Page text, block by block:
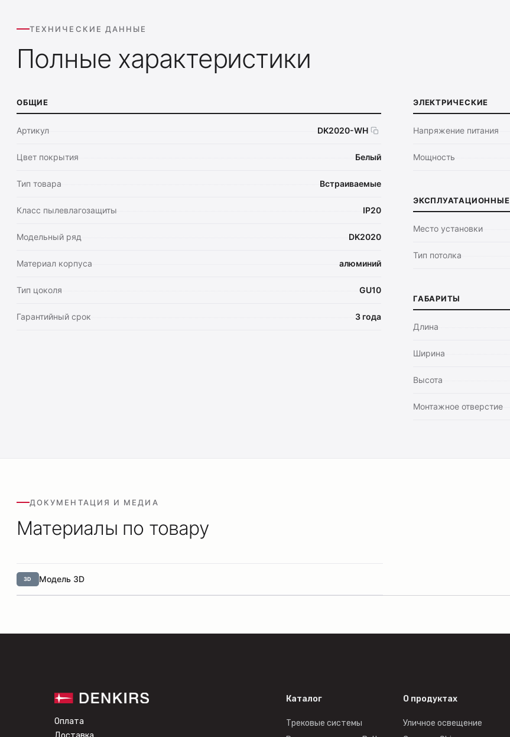
ТЕХНИЧЕСКИЕ ДАННЫЕ
Полные характеристики
ОБЩИЕ
Артикул DK2020-WH
Цвет покрытия Белый
Тип товара Встраиваемые
Класс пылевлагозащиты IP20
Модельный ряд DK2020
Материал корпуса алюминий
Тип цоколя GU10
Гарантийный срок 3 года
ЭЛЕКТРИЧЕСКИЕ
Напряжение питания
Мощность
ЭКСПЛУАТАЦИОННЫЕ
Место установки
Тип потолка
ГАБАРИТЫ
Длина
Ширина
Высота
Монтажное отверстие
ДОКУМЕНТАЦИЯ И МЕДИА
Материалы по товару
3D Модель 3D
Трековые системы
Каталог О продуктах
Оплата
Уличное освещение